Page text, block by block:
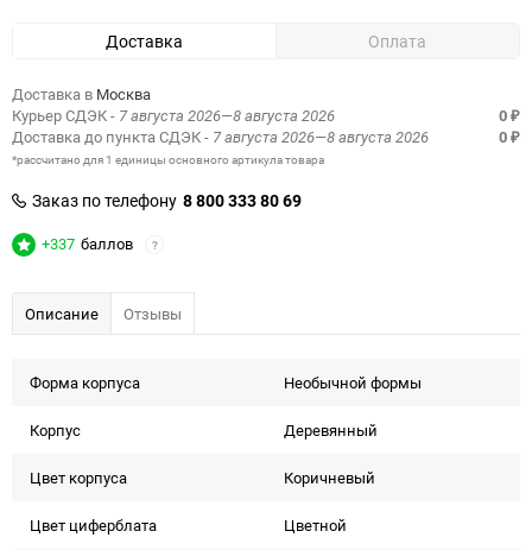
Доставка Оплата
Доставка в Москва
Курьер СДЭК- 7 августа 2026—8 августа 2026 0 ₽
Доставка до пункта СДЭК- 7 августа 2026—8 августа 2026 0 ₽
*рассчитано для 1 единицы основного артикула товара
Заказ по телефону 8 800 333 80 69
+337 баллов ?
Описание Отзывы
Форма корпуcа Необычной формы
Корпус Деревянный
Цвет корпуса Коричневый
Цвет циферблата Цветной